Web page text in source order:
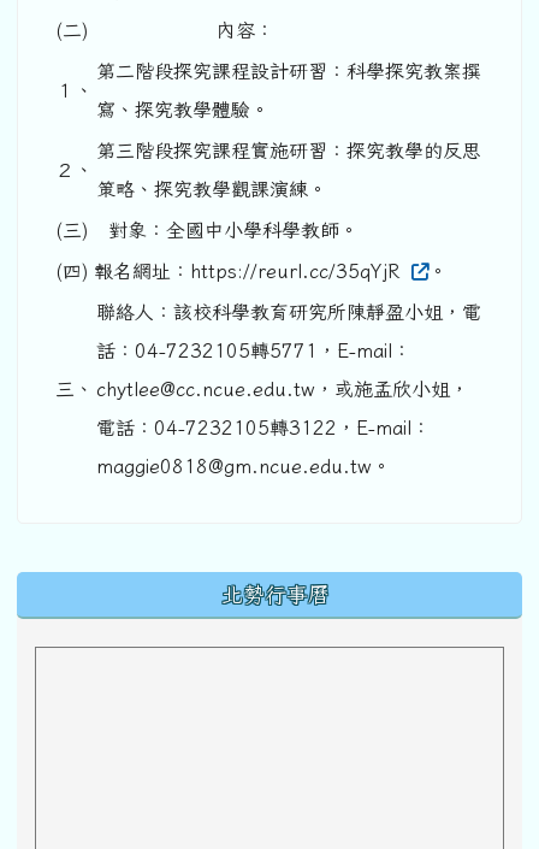
(二) 內容：
１、
第二階段探究課程設計研習：科學探究教案撰
寫、探究教學體驗。
２、
第三階段探究課程實施研習：探究教學的反思
策略、探究教學觀課演練。
(三) 對象：全國中小學科學教師。
(四) 報名網址：https://reurl.cc/35qYjR 。
三、
聯絡人：該校科學教育研究所陳靜盈小姐，電
話：04-7232105轉5771，E-mail：
chytlee@cc.ncue.edu.tw，或施孟欣小姐，
電話：04-7232105轉3122，E-mail：
maggie0818@gm.ncue.edu.tw。
北勢行事曆